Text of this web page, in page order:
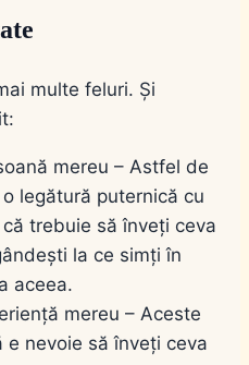
multe feluri. Și
mereu – Astfel de
legătură puternică cu
trebuie să înveți ceva
la ce simți în
aceea.
mereu – Aceste
nevoie să înveți ceva